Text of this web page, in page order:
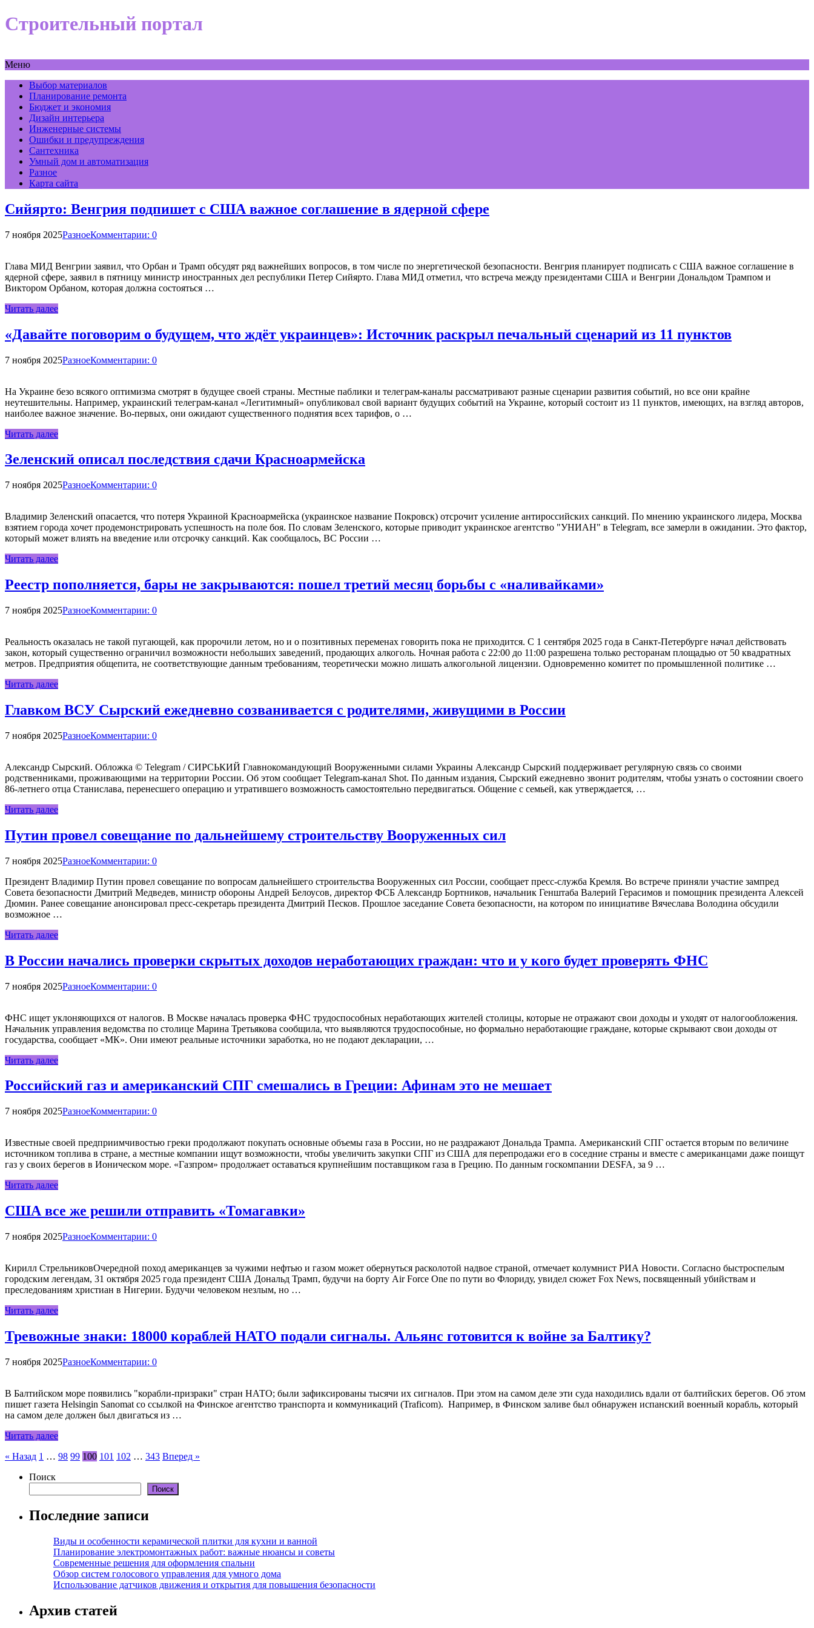
Строительный портал
Меню
Выбор материалов
Планирование ремонта
Бюджет и экономия
Дизайн интерьера
Инженерные системы
Ошибки и предупреждения
Сантехника
Умный дом и автоматизация
Разное
Карта сайта
Сийярто: Венгрия подпишет с США важное соглашение в ядерной сфере
7 ноября 2025РазноеКомментарии: 0
Глава МИД Венгрии заявил, что Орбан и Трамп обсудят ряд важнейших вопросов, в том числе по энергетической безопасности. Венгрия планирует подписать с США важное соглашение в
ядерной сфере, заявил в пятницу министр иностранных дел республики Петер Сийярто. Глава МИД отметил, что встреча между президентами США и Венгрии Дональдом Трампом и
Виктором Орбаном, которая должна состояться …
Читать далее
«Давайте поговорим о будущем, что ждёт украинцев»: Источник раскрыл печальный сценарий из 11 пунктов
7 ноября 2025РазноеКомментарии: 0
На Украине безо всякого оптимизма смотрят в будущее своей страны. Местные паблики и телеграм-каналы рассматривают разные сценарии развития событий, но все они крайне
неутешительны. Например, украинский телеграм-канал «Легитимный» опубликовал свой вариант будущих событий на Украине, который состоит из 11 пунктов, имеющих, на взгляд авторов,
наиболее важное значение. Во-первых, они ожидают существенного поднятия всех тарифов, о …
Читать далее
Зеленский описал последствия сдачи Красноармейска
7 ноября 2025РазноеКомментарии: 0
Владимир Зеленский опасается, что потеря Украиной Красноармейска (украинское название Покровск) отсрочит усиление антироссийских санкций. По мнению украинского лидера, Москва
взятием города хочет продемонстрировать успешность на поле боя. По словам Зеленского, которые приводит украинское агентство "УНИАН" в Telegram, все замерли в ожидании. Это фактор,
который может влиять на введение или отсрочку санкций. Как сообщалось, ВС России …
Читать далее
Реестр пополняется, бары не закрываются: пошел третий месяц борьбы с «наливайками»
7 ноября 2025РазноеКомментарии: 0
Реальность оказалась не такой пугающей, как пророчили летом, но и о позитивных переменах говорить пока не приходится. С 1 сентября 2025 года в Санкт-Петербурге начал действовать
закон, который существенно ограничил возможности небольших заведений, продающих алкоголь. Ночная работа с 22:00 до 11:00 разрешена только ресторанам площадью от 50 квадратных
метров. Предприятия общепита, не соответствующие данным требованиям, теоретически можно лишать алкогольной лицензии. Одновременно комитет по промышленной политике …
Читать далее
Главком ВСУ Сырский ежедневно созванивается с родителями, живущими в России
7 ноября 2025РазноеКомментарии: 0
Александр Сырский. Обложка © Telegram / СИРСЬКИЙ Главнокомандующий Вооруженными силами Украины Александр Сырский поддерживает регулярную связь со своими
родственниками, проживающими на территории России. Об этом сообщает Telegram-канал Shot. По данным издания, Сырский ежедневно звонит родителям, чтобы узнать о состоянии своего
86-летнего отца Станислава, перенесшего операцию и утратившего возможность самостоятельно передвигаться. Общение с семьей, как утверждается, …
Читать далее
Путин провел совещание по дальнейшему строительству Вооруженных сил
7 ноября 2025РазноеКомментарии: 0
Президент Владимир Путин провел совещание по вопросам дальнейшего строительства Вооруженных сил России, сообщает пресс-служба Кремля. Во встрече приняли участие зампред
Совета безопасности Дмитрий Медведев, министр обороны Андрей Белоусов, директор ФСБ Александр Бортников, начальник Генштаба Валерий Герасимов и помощник президента Алексей
Дюмин. Ранее совещание анонсировал пресс-секретарь президента Дмитрий Песков. Прошлое заседание Совета безопасности, на котором по инициативе Вячеслава Володина обсудили
возможное …
Читать далее
В России начались проверки скрытых доходов неработающих граждан: что и у кого будет проверять ФНС
7 ноября 2025РазноеКомментарии: 0
ФНС ищет уклоняющихся от налогов. В Москве началась проверка ФНС трудоспособных неработающих жителей столицы, которые не отражают свои доходы и уходят от налогообложения.
Начальник управления ведомства по столице Марина Третьякова сообщила, что выявляются трудоспособные, но формально неработающие граждане, которые скрывают свои доходы от
государства, сообщает «МК». Они имеют реальные источники заработка, но не подают декларации, …
Читать далее
Российский газ и американский СПГ смешались в Греции: Афинам это не мешает
7 ноября 2025РазноеКомментарии: 0
Известные своей предприимчивостью греки продолжают покупать основные объемы газа в России, но не раздражают Дональда Трампа. Американский СПГ остается вторым по величине
источником топлива в стране, а местные компании ищут возможности, чтобы увеличить закупки СПГ из США для перепродажи его в соседние страны и вместе с американцами даже поищут
газ у своих берегов в Ионическом море. «Газпром» продолжает оставаться крупнейшим поставщиком газа в Грецию. По данным госкомпании DESFA, за 9 …
Читать далее
США все же решили отправить «Томагавки»
7 ноября 2025РазноеКомментарии: 0
Кирилл СтрельниковОчередной поход американцев за чужими нефтью и газом может обернуться расколотой надвое страной, отмечает колумнист РИА Новости. Согласно быстроспелым
городским легендам, 31 октября 2025 года президент США Дональд Трамп, будучи на борту Air Force One по пути во Флориду, увидел сюжет Fox News, посвященный убийствам и
преследованиям христиан в Нигерии. Будучи человеком незлым, но …
Читать далее
Тревожные знаки: 18000 кораблей НАТО подали сигналы. Альянс готовится к войне за Балтику?
7 ноября 2025РазноеКомментарии: 0
В Балтийском море появились "корабли-призраки" стран НАТО; были зафиксированы тысячи их сигналов. При этом на самом деле эти суда находились вдали от балтийских берегов. Об этом
пишет газета Helsingin Sanomat со ссылкой на Финское агентство транспорта и коммуникаций (Traficom). Например, в Финском заливе был обнаружен испанский военный корабль, который
на самом деле должен был двигаться из …
Читать далее
Пагинация
записей
« Назад 1 … 98 99 100 101 102 … 343 Вперед »
Поиск
Поиск
Последние записи
Виды и особенности керамической плитки для кухни и ванной
Планирование электромонтажных работ: важные нюансы и советы
Современные решения для оформления спальни
Обзор систем голосового управления для умного дома
Использование датчиков движения и открытия для повышения безопасности
Архив статей